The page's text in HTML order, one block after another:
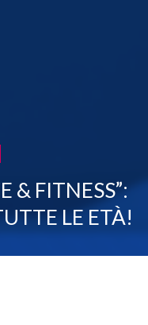
& FITNESS”:
LE ETÀ!